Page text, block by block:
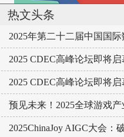
热文头条
2025年第二十二届中国国
2025 CDEC高峰论坛即将
2025 CDEC高峰论坛即将
预见未来！2025全球游戏
2025ChinaJoy AIGC大会：